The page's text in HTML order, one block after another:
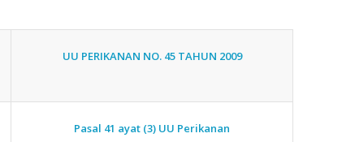
UU PERIKANAN NO. 45 TAHUN 2009
Pasal 41 ayat (3) UU Perikanan